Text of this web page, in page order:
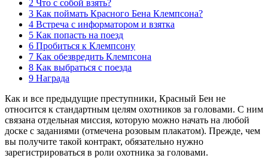
2 Что с собой взять?
3 Как поймать Красного Бена Клемпсона?
4 Встреча с информатором и взятка
5 Как попасть на поезд
6 Пробиться к Клемпсону
7 Как обезвредить Клемпсона
8 Как выбраться с поезда
9 Награда
Как и все предыдущие преступники, Красный Бен не
относится к стандартным целям охотников за головами. С ним
связана отдельная миссия, которую можно начать на любой
доске с заданиями (отмечена розовым плакатом). Прежде, чем
вы получите такой контракт, обязательно нужно
зарегистрироваться в роли охотника за головами.